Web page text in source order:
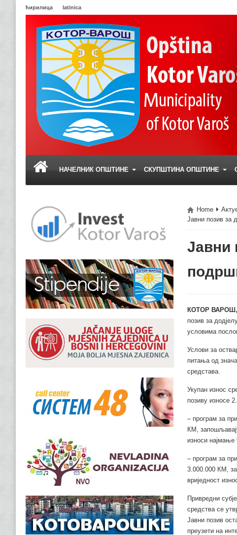
ћирилица latinica
НАЧЕЛНИК ОПШТИНЕ СКУПШТИНА ОПШТИНЕ
Home
Јавни позив за
Јавни
КОТОР
позив за
условима
Услови за
питања од
средстава.
Укупан износ
позиву износе
‒ програм за
КМ,
износи
‒ програм за
3.000.000 КМ,
вриједност
Привредни
средства се
Јавни позив
преузети на